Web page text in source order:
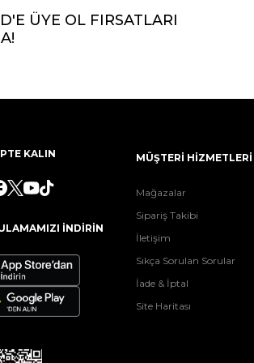
ÜYE OL FIRSATLARI
KALIN
İNDİRİN
MÜŞTERİ HİZMETLERİ
Mağazalar
Sipariş Takibi
İletişim
Sıkça Sorulan Sorular
İade & İptal
Site Haritası